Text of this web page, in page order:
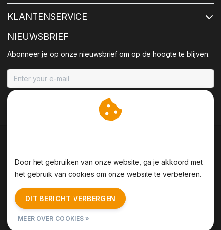
KLANTENSERVICE
NIEUWSBRIEF
Abonneer je op onze nieuwsbrief om op de hoogte te blijven.
Algemene voorwaarden | Disclaimer
Sitemap
| RSS Feed
Door het gebruiken van onze website, ga je akkoord met
het gebruik van cookies om onze website te verbeteren.
DIT BERICHT VERBERGEN
MEER OVER COOKIES »